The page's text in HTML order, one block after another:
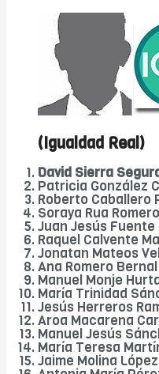
(Igualdad Real)
David Sierra
Patricia González
Roberto Caballero
Soraya Rua
Juan Jesús Fuente
Raquel Calvente
Jonatan Mateos
Ana Romero Bernal
Manuel Monje
María Trinidad
Jesús Herreros
Aroa Macarena
Manuel Jesús
María Teresa
Jaime Molina López